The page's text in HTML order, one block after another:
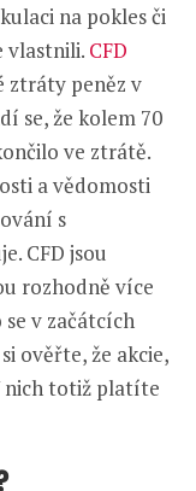
na pokles či
vlastnili. CFD
ztráty peněz v
se, že kolem 70
ve ztrátě.
a vědomosti
s
CFD jsou
rozhodně více
v začátcích
ověřte, že akcie,
nich totiž platíte